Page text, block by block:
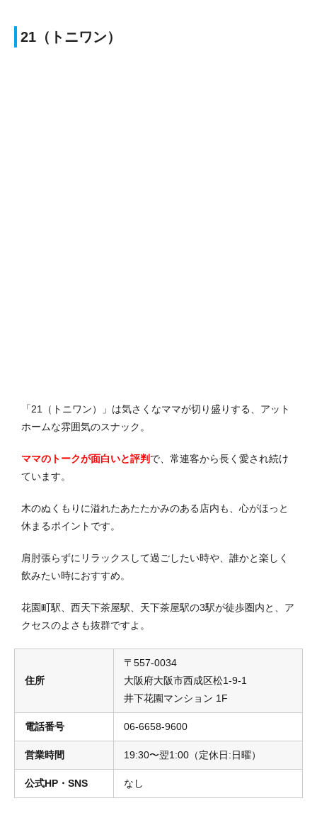
21（トニワン）
「21（トニワン）」は気さくなママが切り盛りする、アット
ホームな雰囲気のスナック。
ママのトークが面白いと評判 で、常連客から長く愛され続け
ています。
木のぬくもりに溢れたあたたかみのある店内も、心がほっと
休まるポイントです。
肩肘張らずにリラックスして過ごしたい時や、誰かと楽しく
飲みたい時におすすめ。
花園町駅、西天下茶屋駅、天下茶屋駅の3駅が徒歩圏内と、ア
クセスのよさも抜群ですよ。
住所
〒557-0034
大阪府大阪市西成区松1-9-1
井下花園マンション 1F
電話番号 06-6658-9600
営業時間 19:30〜翌1:00（定休日:日曜）
公式HP・SNS なし